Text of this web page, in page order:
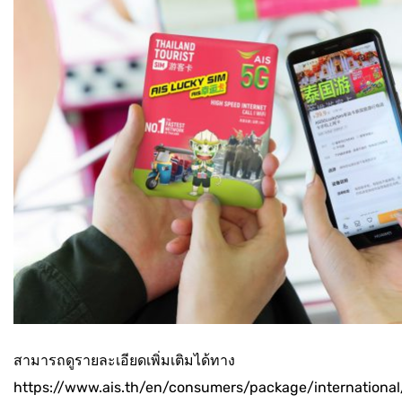
สามารถดูรายละเอียดเพิ่มเติมได้ทาง
https://www.ais.th/en/consumers/package/